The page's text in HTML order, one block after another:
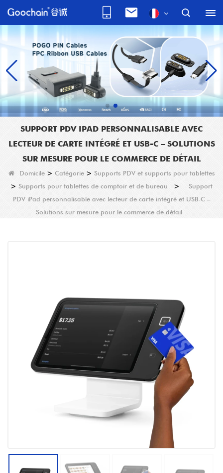
SUPPORT PDV IPAD PERSONNALISABLE AVEC
LECTEUR DE CARTE INTÉGRÉ ET USB-C – SOLUTIONS
SUR MESURE POUR LE COMMERCE DE DÉTAIL
Domicile> Catégorie> Supports PDV et supports pour tablettes
> Supports pour tablettes de comptoir et de bureau >
Support
PDV iPad personnalisable avec lecteur de carte intégré et USB-C –
Solutions sur mesure pour le commerce de détail